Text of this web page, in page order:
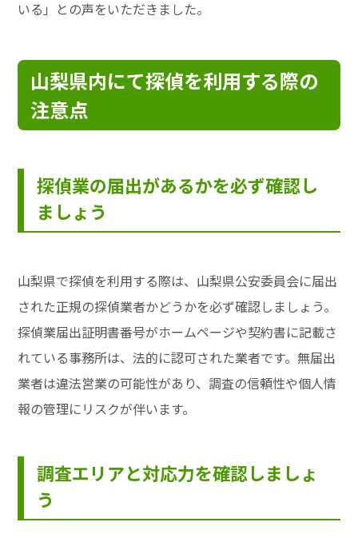
いる」との声をいただきました。
山梨県内にて探偵を利用する際の
注意点
探偵業の届出があるかを必ず確認し
ましょう
山梨県で探偵を利用する際は、山梨県公安委員会に届出
された正規の探偵業者かどうかを必ず確認しましょう。
探偵業届出証明書番号がホームページや契約書に記載さ
れている事務所は、法的に認可された業者です。無届出
業者は違法営業の可能性があり、調査の信頼性や個人情
報の管理にリスクが伴います。
調査エリアと対応力を確認しましょ
う